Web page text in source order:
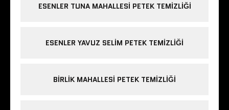
ESENLER TUNA MAHALLESI PETEK TEMIZLIĞI
ESENLER YAVUZ SELIM PETEK TEMIZLIĞI
BIRLIK MAHALLESI PETEK TEMIZLIĞI